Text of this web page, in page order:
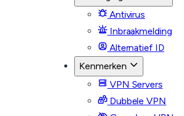
Antivirus
Inbraakmelding
Alternatief ID
Kenmerken
VPN Servers
Dubbele VPN